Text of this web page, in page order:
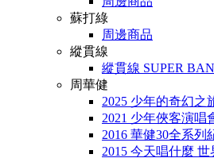
蘇打綠
周邊商品
縱貫線
縱貫線 SUPER
周華健
2025 少年的奇幻之
2021 少年俠客演唱
2016 華健30全系列
2015 今天唱什麼